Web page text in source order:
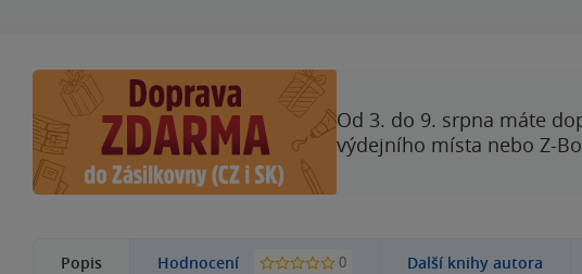
Od 3. do 9. srpna máte
výdejního místa nebo Z-
Popis Hodnocení 0 Další knihy autora